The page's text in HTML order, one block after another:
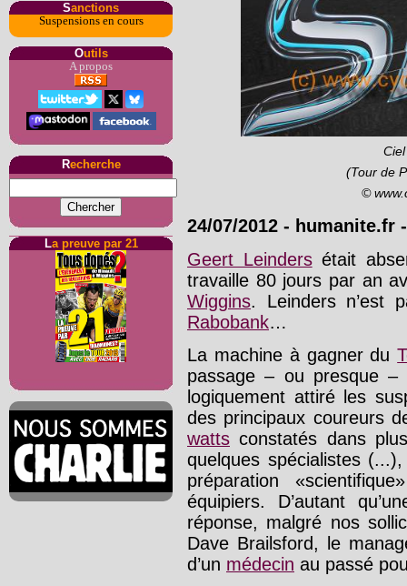
Sanctions
Suspensions en cours
Outils
A propos
Recherche
La preuve par 21
(Tour de
©
24/07/2012 - humanite.fr
Geert Leindersétait
travaille 80 jours par an
Wiggins. Leinders n’est
Rabobank…
La machine à gagner du
passage – ou presque
logiquement attiré les
des principaux coureurs
watts constatés dans
quelques spécialistes
préparation
équipiers. D’autant
réponse, malgré nos
Dave Brailsford, le
d’un médecin au passé